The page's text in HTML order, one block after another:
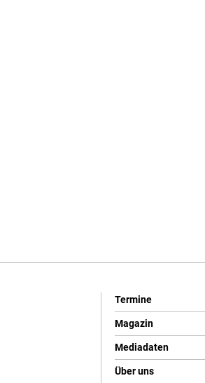
Termine
Magazin
Mediadaten
Über uns